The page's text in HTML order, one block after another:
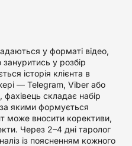
у форматі відео,
у розбір
історія клієнта в
— Telegram, Viber або
складає набір
якими формується
може вносити корективи,
Через 2–4 дні таролог
із поясненням кожного